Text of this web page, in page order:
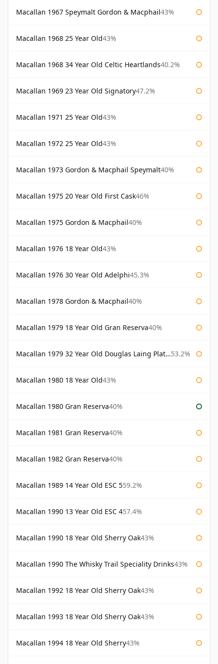
Macallan 1967 Speymalt Gordon & Macphail43%
Macallan 1968 25 Year Old43%
Macallan 1968 34 Year Old Celtic Heartlands40.2%
Macallan 1969 23 Year Old Signatory47.2%
Macallan 1971 25 Year Old43%
Macallan 1972 25 Year Old43%
Macallan 1973 Gordon & Macphail Speymalt40%
Macallan 1975 20 Year Old First Cask46%
Macallan 1975 Gordon & Macphail40%
Macallan 1976 18 Year Old43%
Macallan 1976 30 Year Old Adelphi45.3%
Macallan 1978 Gordon & Macphail40%
Macallan 1979 18 Year Old Gran Reserva40%
Macallan 1979 32 Year Old Douglas Laing Platinum Platinum Selection 53.2%
Macallan 1980 18 Year Old43%
Macallan 1980 Gran Reserva40%
Macallan 1981 Gran Reserva40%
Macallan 1982 Gran Reserva40%
Macallan 1989 14 Year Old ESC 559.2%
Macallan 1990 13 Year Old ESC 457.4%
Macallan 1990 18 Year Old Sherry Oak43%
Macallan 1990 The Whisky Trail Speciality Drinks43%
Macallan 1992 18 Year Old Sherry Oak43%
Macallan 1993 18 Year Old Sherry Oak43%
Macallan 1994 18 Year Old Sherry43%